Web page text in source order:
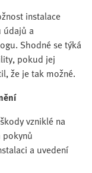
instalace
údajů a
Shodné se týká
pokud jej
že je tak možné.
vzniklé na
pokynů
a uvedení